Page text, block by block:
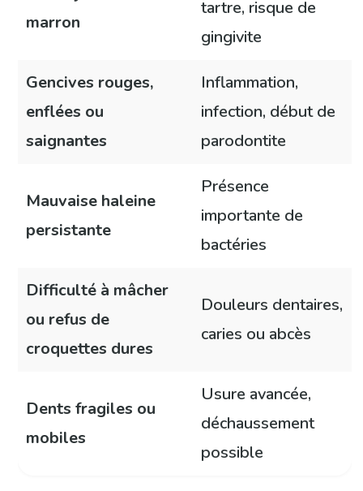
marron
tartre, risque de
gingivite
Gencives rouges,
enflées ou
saignantes
Inflammation,
infection, début de
parodontite
Mauvaise haleine
persistante
Présence
importante de
bactéries
Difficulté à mâcher
ou refus de
croquettes dures
Douleurs dentaires,
caries ou abcès
Dents fragiles ou
mobiles
Usure avancée,
déchaussement
possible